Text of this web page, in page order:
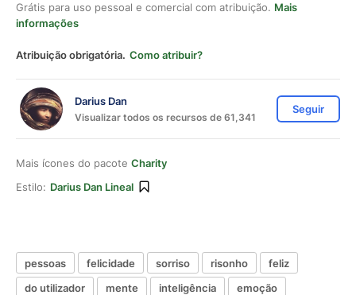
Grátis para uso pessoal e comercial com atribuição. Mais
informações
Atribuição obrigatória. Como atribuir?
Darius Dan
Visualizar todos os recursos de 61,341
Seguir
Mais ícones do pacote Charity
Estilo: Darius Dan Lineal
pessoas felicidade sorriso risonho
feliz
do utilizador
mente inteligência
emoção